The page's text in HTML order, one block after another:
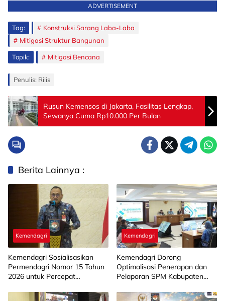
ADVERTISEMENT
Tag:
Konstruksi Sarang Laba-Laba
Mitigasi Struktur Bangunan
Topik: Mitigasi Bencana
Penulis: Rilis
Rusun Kemensos di Jakarta, Fasilitas Lengkap,
Sewanya Cuma Rp10.000 Per Bulan
Berita Lainnya :
Kemendagri
Kemendagri Sosialisasikan
Permendagri Nomor 15 Tahun
2026 untuk Percepat
kepada Pemerintah Daerah
Kemendagri
Kemendagri Dorong
Optimalisasi Penerapan dan
Pelaporan SPM Kabupaten
2026